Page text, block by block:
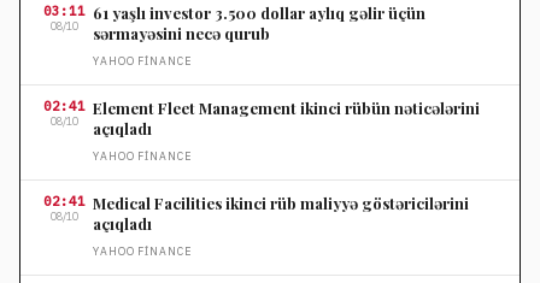
03:11
08/10
61 yaşlı investor 3.500 dollar aylıq gəlir üçün
sərmayəsini necə qurub
YAHOO FINANCE
02:41
08/10
Element Fleet Management ikinci rübün nəticələrini
açıqladı
YAHOO FINANCE
02:41
08/10
Medical Facilities ikinci rüb maliyyə göstəricilərini
açıqladı
YAHOO FINANCE